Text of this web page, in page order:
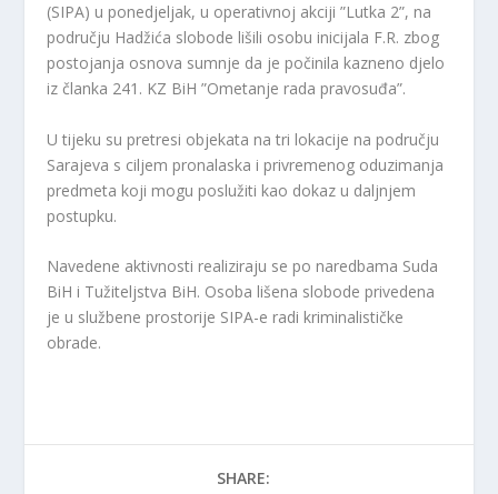
(SIPA) u ponedjeljak, u operativnoj akciji ”Lutka 2”, na
području Hadžića slobode lišili osobu inicijala F.R. zbog
postojanja osnova sumnje da je počinila kazneno djelo
iz članka 241. KZ BiH ”Ometanje rada pravosuđa”.
U tijeku su pretresi objekata na tri lokacije na području
Sarajeva s ciljem pronalaska i privremenog oduzimanja
predmeta koji mogu poslužiti kao dokaz u daljnjem
postupku.
Navedene aktivnosti realiziraju se po naredbama Suda
BiH i Tužiteljstva BiH. Osoba lišena slobode privedena
je u službene prostorije SIPA-e radi kriminalističke
obrade.
SHARE: